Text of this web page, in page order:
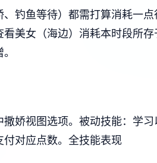
钓鱼等待）都需打算消耗一点
美女（海边）消耗本时段所
娇视图选项。 被动技能：学习
对应点数。 全技能表现